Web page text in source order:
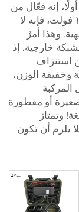
إنه فعّال من
حيث استهلاك الطاقة. وبما أنه يعمل بالجهد ١٢ فولت، فإنه لا
وهذا أمرٌ
خارجية. إذ
استنزاف
وخفيفة الوزن،
أو مقطورة
وتمتاز
يلزم أن تكون